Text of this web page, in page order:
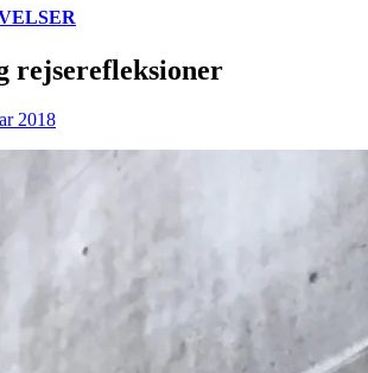
rejserefleksioner
2018